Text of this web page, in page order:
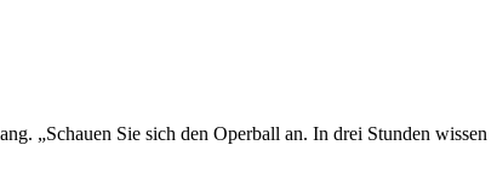
„Schauen Sie sich den Operball an. In drei Stunden wissen